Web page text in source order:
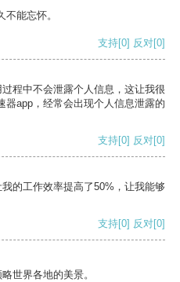
能忘怀。
支持[0] 反对[0]
程中不会泄露个人信息，这让我很
器app，经常会出现个人信息泄露的
支持[0] 反对[0]
的工作效率提高了50%，让我能够
支持[0] 反对[0]
世界各地的美景。